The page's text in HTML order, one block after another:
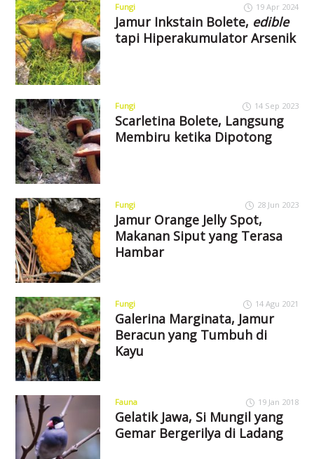
Fungi 19 Apr 2024
Jamur Inkstain Bolete, edible
tapi Hiperakumulator Arsenik
Fungi 14 Sep 2023
Scarletina Bolete, Langsung
Membiru ketika Dipotong
Fungi 28 Jun 2023
Jamur Orange Jelly Spot,
Makanan Siput yang Terasa
Hambar
Fungi 14 Agu 2021
Galerina Marginata, Jamur
Beracun yang Tumbuh di
Kayu
Fauna 19 Jan 2018
Gelatik Jawa, Si Mungil yang
Gemar Bergerilya di Ladang